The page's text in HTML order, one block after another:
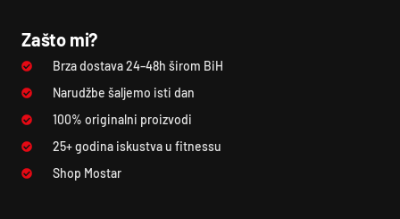
Zašto mi?
Brza dostava 24–48h širom BiH
Narudžbe šaljemo isti dan
100% originalni proizvodi
25+ godina iskustva u fitnessu
Shop Mostar